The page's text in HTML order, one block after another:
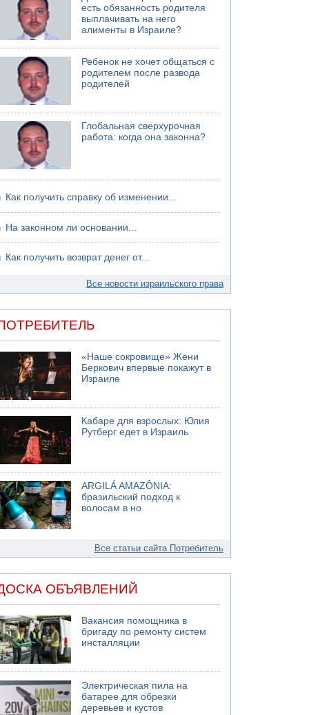
06.08.2026 11:41
Трое подростков ограбили сексшоп в Холоне
06.08.2026 08:45
06.08.2026 08:11
Украинская атака на российский НПЗ
есть обязанность родителя
выплачивать на него
алименты в Израиле?
Ребенок не хочет общаться с
родителем после развода
родителей
Глобальная сверхурочная
работа: когда она законна?
Как получить справку об изменении...
На законном ли основании...
Как получить возврат денег от...
Все новости израильского права
«Наше сокровище» Жени
Беркович впервые покажут в
Израиле
Кабаре для взрослых: Юлия
Рутберг едет в Израиль
ARGILÁ AMAZÔNIA:
бразильский подход к
волосам в но
Все статьи сайта Потребитель
ОБЪЯВЛЕНИЙ
Вакансия помощника в
бригаду по ремонту систем
инсталляции
Электрическая пила на
батарее для обрезки
деревьев и кустов